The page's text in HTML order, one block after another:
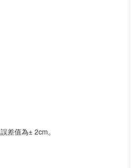
差值為± 2cm。